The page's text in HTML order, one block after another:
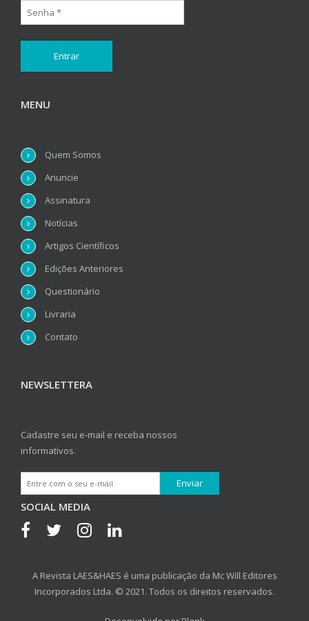
MENU
Quem Somos
Anuncie
Assinatura
Notícias
Artigos Científicos
Edições Anteriores
Questionário
Livraria
Contato
NEWSLETTERA
Cadastre seu e-mail e receba nossos
informativos.
SOCIAL MEDIA
A Revista LAES&HAES é uma publicação da Mc Will Editores
Incorporados Ltda. © 2021. Todos os direitos reservados.